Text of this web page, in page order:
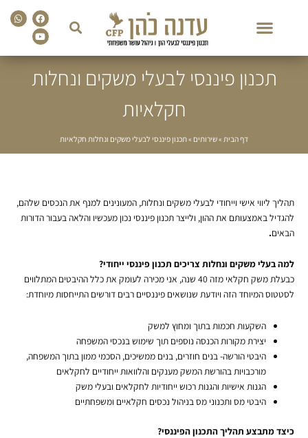
Facebook
Youtube
תכנון פיננסי לבעלי משקים ונחלות
חקלאיות
דף הבית »שירותים »תכנון פיננסי לבעלי משקים ונחלות חקלאיות
תהליך ליווי אישי וייחודי לבעלי משקים ונחלות, המעונינים למנף את הנכסים שלהם,
להגדיל באמצעותם את ההון, ולייצר תכנון פיננסי נכון מעכשיו והלאה בעבור הדורות
הבאים.
למה בעלי משקים ונחלות צריכים תכנון פיננסי ייחודי?
כבעלת משק חקלאי מזה 40 שנה, אני מכירה לעומק את כלל ההיבטים המתלווים
לסטטוס המיוחד הזה ויודעת שנושאים פיננסיים רבים דורשים התייחסות מיוחדת:
השקעות חכמות בתוך ומחוץ למשק
יצירת מקורות הכנסה נוספים תוך שימוש בנכסי המשפחה
היבטי הורשה- בנים חוזרים, בנים ממשיכים, הסכמי ממון בתוך המשפחה,
מורכבויות בהורשת המשק מענקים והלוואות ייחודיים לחקלאים
הגנות אישיות והגנות רכוש ייחודיות לחקלאים ובעלי משק
היבטי מס ותכנוני מס בניהול נכסים חקלאיים ומשפחתיים
כיצד מתבצע תהליך התכנון הפיננסי?